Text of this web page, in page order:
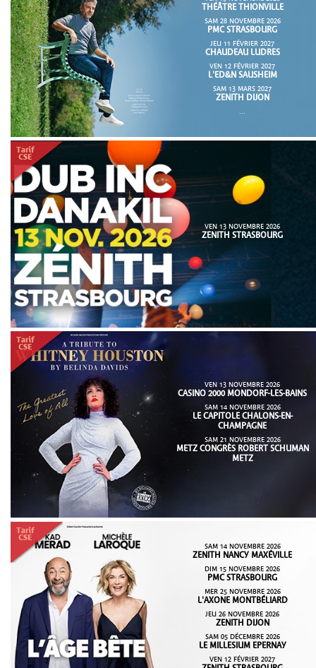
THÉÂTRE THIONVILLE
SAM 28 NOVEMBRE 2026
PMC STRASBOURG
JEU 11 FÉVRIER 2027
CHAUDEAU LUDRES
VEN 12 FÉVRIER 2027
L'ED&N SAUSHEIM
SAM 13 MARS 2027
ZENITH DIJON
...
VEN 13 NOVEMBRE 2026
ZENITH STRASBOURG
VEN 13 NOVEMBRE 2026
CASINO 2000 MONDORF-LES-BAINS
SAM 14 NOVEMBRE 2026
LE CAPITOLE CHALONS-EN-
CHAMPAGNE
SAM 21 NOVEMBRE 2026
METZ CONGRÈS ROBERT SCHUMAN
METZ
SAM 14 NOVEMBRE 2026
ZENITH NANCY MAXÉVILLE
DIM 15 NOVEMBRE 2026
PMC STRASBOURG
MER 25 NOVEMBRE 2026
L'AXONE MONTBÉLIARD
JEU 26 NOVEMBRE 2026
ZENITH DIJON
SAM 05 DÉCEMBRE 2026
LE MILLESIUM EPERNAY
VEN 12 FÉVRIER 2027